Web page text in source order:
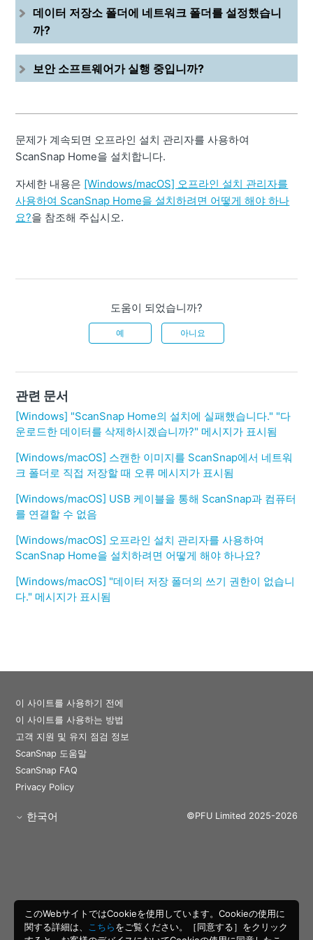
데이터 저장소 폴더에 네트워크 폴더를 설정했습니
까?
보안 소프트웨어가 실행 중입니까?
문제가 계속되면 오프라인 설치 관리자를 사용하여
ScanSnap Home을 설치합니다.
자세한 내용은 [Windows/macOS] 오프라인 설치 관리자를
사용하여 ScanSnap Home을 설치하려면 어떻게 해야 하나
요?을 참조해 주십시오.
도움이 되었습니까?
예 아니요
관련 문서
[Windows] "ScanSnap Home의 설치에 실패했습니다." "다
운로드한 데이터를 삭제하시겠습니까?" 메시지가 표시됨
[Windows/macOS] 스캔한 이미지를 ScanSnap에서 네트워
크 폴더로 직접 저장할 때 오류 메시지가 표시됨
[Windows/macOS] USB 케이블을 통해 ScanSnap과 컴퓨터
를 연결할 수 없음
[Windows/macOS] 오프라인 설치 관리자를 사용하여
ScanSnap Home을 설치하려면 어떻게 해야 하나요?
[Windows/macOS] "데이터 저장 폴더의 쓰기 권한이 없습니
다." 메시지가 표시됨
이 사이트를 사용하기 전에
이 사이트를 사용하는 방법
고객 지원 및 유지 점검 정보
ScanSnap 도움말
ScanSnap FAQ
Privacy Policy
한국어 ©PFU Limited 2025-2026
このWebサイトではCookieを使用しています。Cookieの使用に
関する詳細は、
こちらをご覧ください。［同意する］をクリック